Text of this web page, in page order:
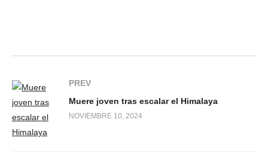
PREV
Muere joven tras escalar el Himalaya
NOVIEMBRE 10, 2024